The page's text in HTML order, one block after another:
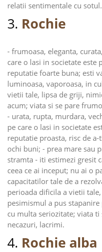
relatii sentimentale cu sotul.
3. Rochie
- frumoasa, eleganta,
care o lasi in societate
reputatie foarte buna; esti
luminoasa, vaporoasa, in
vietii tale, lipsa de griji,
acum; viata si se pare
- urata, rupta, murdara,
pe care o lasi in societate
reputatie proasta, risc de
ochi buni; - prea mare sau
stramta - iti estimezi gresit
ceea ce ai inceput; nu ai o
capacitatilor tale de a
perioada dificila a vietii
pesimismul a pus
cu multa seriozitate; viata
necazuri, lacrimi.
4. Rochie alba